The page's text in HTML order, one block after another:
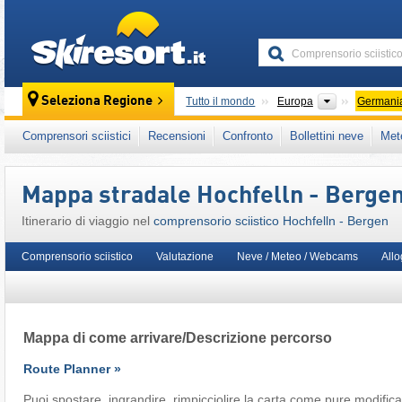
Seleziona Regione Tutto il mondo Europa Continenti
Questo comprensorio sciistico è presente
Europa Centrale
Unione Europea
Comprensori sciistici Recensioni Confronto Bollettini neve
Mappa stradale Hochfelln -
Itinerario di viaggio nel comprensorio sciistico Hochfelln - Bergen
Comprensorio sciistico Valutazione Neve / Meteo / Webcams
Mappa di come arrivare/Descrizione percorso
Route Planner »